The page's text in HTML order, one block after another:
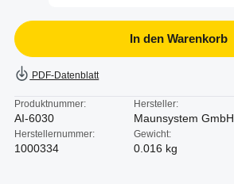
In den Warenkorb
PDF-Datenblatt
Produktnummer:
AI-6030
Hersteller:
Maunsystem GmbH
Herstellernummer:
1000334
Gewicht:
0.016 kg